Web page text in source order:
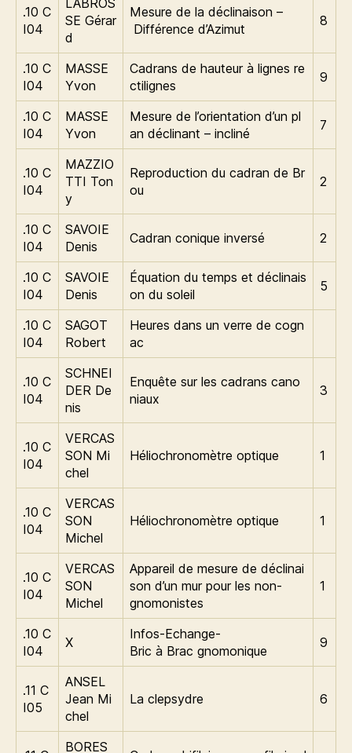
.10 C
I04
LABROS
SE Gérar
d
Mesure de la déclinaison –
Différence d’Azimut
8
.10 C
I04
MASSE
Yvon
Cadrans de hauteur à lignes re
ctilignes
9
.10 C
I04
MASSE
Yvon
Mesure de l’orientation d’un pl
an déclinant – incliné
7
.10 C
I04
MAZZIO
TTI Ton
y
Reproduction du cadran de Br
ou
2
.10 C
I04
SAVOIE
Denis
Cadran conique inversé 2
.10 C
I04
SAVOIE
Denis
Équation du temps et déclinais
on du soleil
5
.10 C
I04
SAGOT
Robert
Heures dans un verre de cogn
ac
.10 C
I04
SCHNEI
DER De
nis
Enquête sur les cadrans cano
niaux
3
.10 C
I04
VERCAS
SON Mi
chel
Héliochronomètre optique 1
.10 C
I04
VERCAS
SON
Michel
Héliochronomètre optique 1
.10 C
I04
VERCAS
SON
Michel
Appareil de mesure de déclinai
son d’un mur pour les non-
gnomonistes
1
.10 C
I04
X
Infos-Echange-
Bric à Brac gnomonique
9
.11 C
I05
ANSEL
Jean Mi
chel
La clepsydre 6
BORES